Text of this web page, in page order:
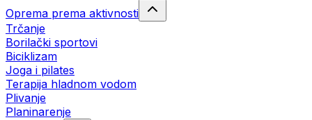
Oprema prema aktivnosti
Trčanje
Borilački sportovi
Biciklizam
Joga i pilates
Terapija hladnom vodom
Plivanje
Planinarenje